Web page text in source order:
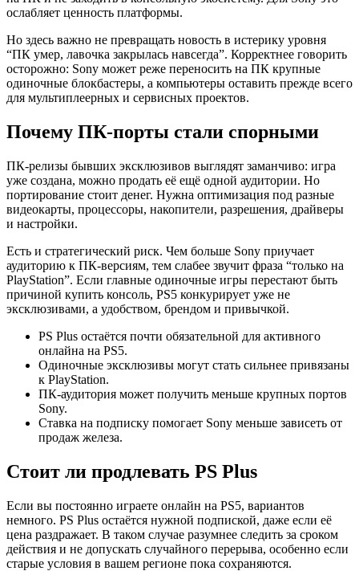
ослабляет ценность платформы.
Но здесь важно не превращать новость в истерику уровня
“ПК умер, лавочка закрылась навсегда”. Корректнее говорить
осторожно: Sony может реже переносить на ПК крупные
одиночные блокбастеры, а компьютеры оставить прежде всего
для мультиплеерных и сервисных проектов.
Почему ПК-порты стали спорными
ПК-релизы бывших эксклюзивов выглядят заманчиво: игра
уже создана, можно продать её ещё одной аудитории. Но
портирование стоит денег. Нужна оптимизация под разные
видеокарты, процессоры, накопители, разрешения, драйверы
и настройки.
Есть и стратегический риск. Чем больше Sony приучает
аудиторию к ПК-версиям, тем слабее звучит фраза “только на
PlayStation”. Если главные одиночные игры перестают быть
причиной купить консоль, PS5 конкурирует уже не
эксклюзивами, а удобством, брендом и привычкой.
PS Plus остаётся почти обязательной для активного
онлайна на PS5.
Одиночные эксклюзивы могут стать сильнее привязаны
к PlayStation.
ПК-аудитория может получить меньше крупных портов
Sony.
Ставка на подписку помогает Sony меньше зависеть от
продаж железа.
Стоит ли продлевать PS Plus
Если вы постоянно играете онлайн на PS5, вариантов
немного. PS Plus остаётся нужной подпиской, даже если её
цена раздражает. В таком случае разумнее следить за сроком
действия и не допускать случайного перерыва, особенно если
старые условия в вашем регионе пока сохраняются.